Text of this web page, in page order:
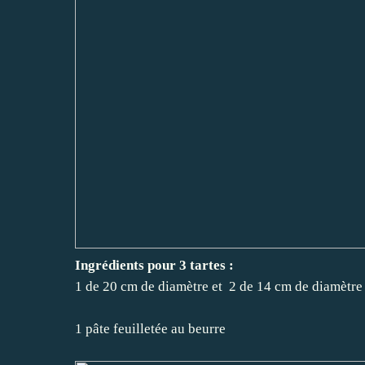
Ingrédients pour 3 tartes :
1 de 20 cm de diamètre et 2 de 14 cm de
1 pâte feuilletée au beurre